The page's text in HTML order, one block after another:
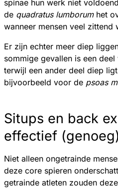
spinae hun werk niet
de quadratus lumborumhet
wanneer mensen veel
Er zijn echter meer diep
sommige gevallen is een
terwijl een ander deel diep
bijvoorbeeld voor de psoas
Situps en back
effectief (genoeg)
Niet alleen ongetrainde
deze core spieren
getrainde atleten zouden